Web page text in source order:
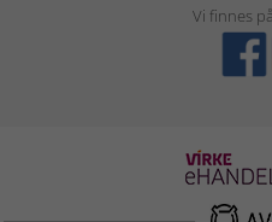
Vi finnes